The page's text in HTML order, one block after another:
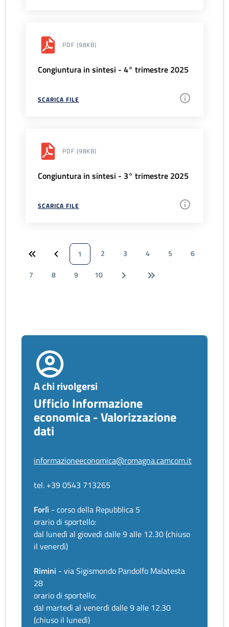
PDF (98KB)
Congiuntura in sintesi - 4° trimestre 2025
SCARICA FILE
PDF (98KB)
Congiuntura in sintesi - 3° trimestre 2025
SCARICA FILE
1 2 3 4 5
6
7
8 9 10
A chi rivolgersi
Ufficio Informazione
economica - Valorizzazione
dati
informazioneeconomica@romagna.camcom.it
tel. +39 0543 713265
Forlì - corso della Repubblica 5
orario di sportello:
dal lunedì al giovedì dalle 9 alle 12.30 (chiuso
il venerdì)
Rimini - via Sigismondo Pandolfo Malatesta
28
orario di sportello:
dal martedì al venerdì dalle 9 alle 12.30
(chiuso il lunedì)